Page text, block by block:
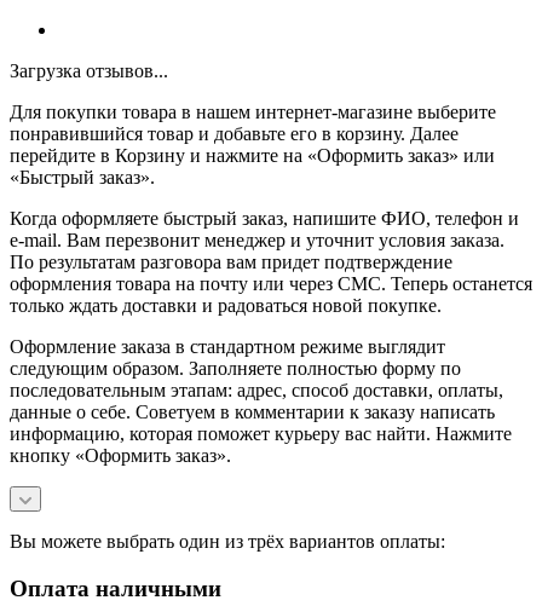
Загрузка отзывов...
Для покупки товара в нашем интернет-магазине выберите
понравившийся товар и добавьте его в корзину. Далее
перейдите в Корзину и нажмите на «Оформить заказ» или
«Быстрый заказ».
Когда оформляете быстрый заказ, напишите ФИО, телефон и
e-mail. Вам перезвонит менеджер и уточнит условия заказа.
По результатам разговора вам придет подтверждение
оформления товара на почту или через СМС. Теперь останется
только ждать доставки и радоваться новой покупке.
Оформление заказа в стандартном режиме выглядит
следующим образом. Заполняете полностью форму по
последовательным этапам: адрес, способ доставки, оплаты,
данные о себе. Советуем в комментарии к заказу написать
информацию, которая поможет курьеру вас найти. Нажмите
кнопку «Оформить заказ».
Вы можете выбрать один из трёх вариантов оплаты:
Оплата наличными